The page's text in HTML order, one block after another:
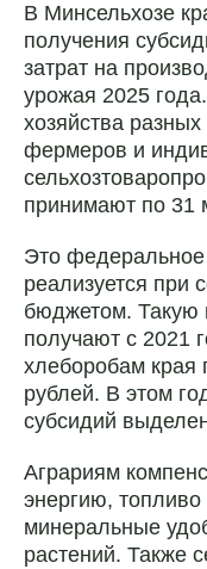
В Минсельхозе
получения
затрат на
урожая 2025
хозяйства
фермеров и
принимают по 31
Это федеральное
реализуется при
бюджетом. Такую
получают с 2021
хлеборобам края
рублей. В этом
субсидий
Аграриям
энергию,
минеральные
растений. Также